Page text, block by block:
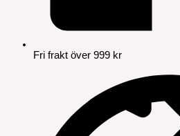
Fri frakt över 999 kr